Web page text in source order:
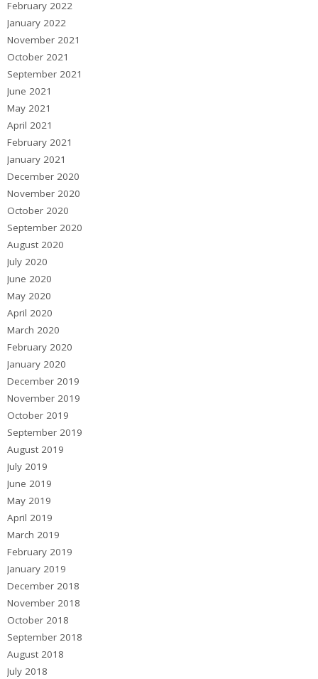
February 2022
January 2022
November 2021
October 2021
September 2021
June 2021
May 2021
April 2021
February 2021
January 2021
December 2020
November 2020
October 2020
September 2020
August 2020
July 2020
June 2020
May 2020
April 2020
March 2020
February 2020
January 2020
December 2019
November 2019
October 2019
September 2019
August 2019
July 2019
June 2019
May 2019
April 2019
March 2019
February 2019
January 2019
December 2018
November 2018
October 2018
September 2018
August 2018
July 2018